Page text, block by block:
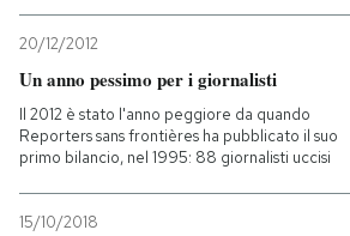
AREA PERSONALE
20/12/2012
Un anno pessimo per i giornalisti
Il 2012 è stato l'anno peggiore da quando
Reporters sans frontières ha pubblicato il suo
primo bilancio, nel 1995: 88 giornalisti uccisi
15/10/2018